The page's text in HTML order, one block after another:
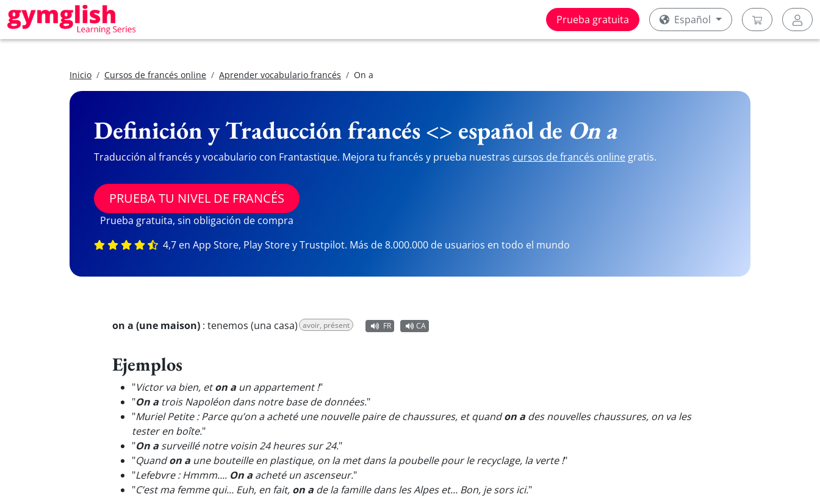
Prueba gratuita Español
Inicio Cursos de francés online Aprender vocabulario francés On a
Definición y Traducción francés <> español de On a
Traducción al francés y vocabulario con Frantastique. Mejora tu francés y prueba nuestras cursos de francés online gratis.
PRUEBA TU NIVEL DE FRANCÉS
Prueba gratuita, sin obligación de compra
4,7 en App Store, Play Store y Trustpilot. Más de 8.000.000 de usuarios en todo el mundo
on a (une maison) : tenemos (una casa) avoir, présent FR CA
Ejemplos
"Victor va bien, eton a un appartement !"
"On a trois Napoléon dans notre base de données."
"Muriel Petite : Parce qu’on a acheté une nouvelle paire de chaussures, et quandon a des nouvelles chaussures, on va les
tester en boîte."
"On a surveillé notre voisin 24 heures sur 24."
"Quandon a une bouteille en plastique, on la met dans la poubelle pour le recyclage, la verte !"
"Lefebvre : Hmmm.... On a acheté un ascenseur."
"C’est ma femme qui... Euh, en fait, on a de la famille dans les Alpes et... Bon, je sors ici."